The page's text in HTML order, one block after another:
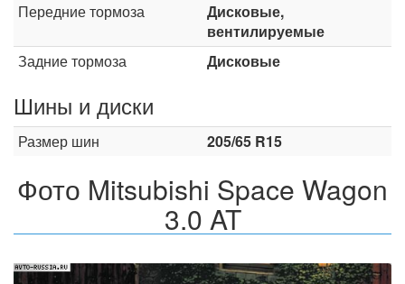
Передние тормоза
Дисковые,
вентилируемые
Задние тормоза
Дисковые
Шины и диски
Размер шин 205/65 R15
Фото Mitsubishi Space Wagon
3.0 AT
Назад